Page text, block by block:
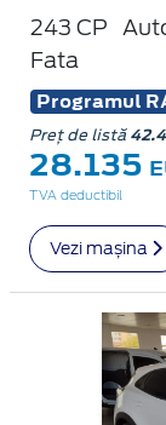
243 CP
Fata
Programul
Preț de listă
28.135
TVA deductibil
Vezi mașina